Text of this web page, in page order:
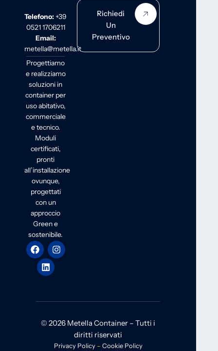
Telefono:+39
0521 1706211
Email:
metella@metella.it
Progettiamo
e realizziamo
soluzioni in
container per
uso abitativo,
commerciale
e tecnico.
Moduli
certificati,
pronti
all’installazione
ovunque,
progettati
con un
approccio
Green e
sostenibile.
Richiedi
Un
Preventivo
© 2026 Metella Container – Tutti i
diritti riservati
Privacy Policy– Cookie Policy